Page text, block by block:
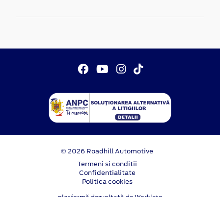
© 2026 Roadhill Automotive
Termeni si conditii
Confidentialitate
Politica cookies